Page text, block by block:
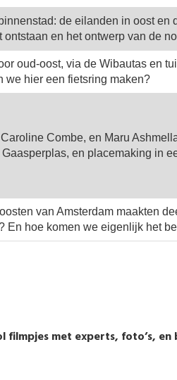
de eilanden in oost
ontstaan en het ontwerp van de
oud-oost, via de Wibautas en
we hier een fietsring maken?
Combe, en Maru
en placemaking in
van Amsterdam maakten
En hoe komen we eigenlijk het
met experts, foto’s,